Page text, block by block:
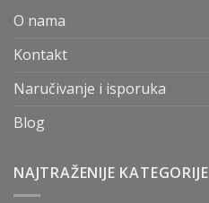
O nama
Kontakt
Naručivanje i isporuka
Blog
NAJTRAŽENIJE KATEGORIJE